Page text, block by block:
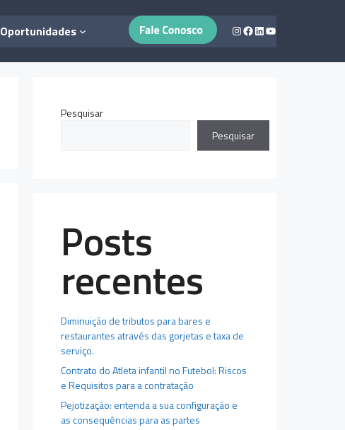
Oportunidades Instagram
Facebook
LinkedIn
Youtube
Pesquisar
Pesquisar
Posts
recentes
Diminuição de tributos para bares e
restaurantes através das gorjetas e taxa de
serviço.
Contrato do Atleta infantil no Futebol: Riscos
e Requisitos para a contratação
Pejotização: entenda a sua configuração e
as consequências para as partes